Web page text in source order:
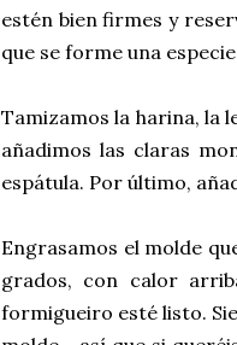
estén bien firmes y
que se forme una
Tamizamos la harina, la
añadimos las claras
espátula. Por último,
Engrasamos el molde
grados, con calor
formigueiro esté listo.